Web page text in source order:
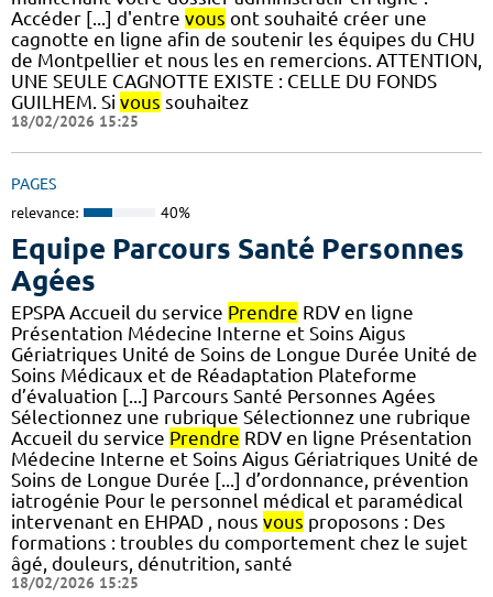
Accéder [...] d'entre vous ont souhaité créer une
cagnotte en ligne afin de soutenir les équipes du CHU
de Montpellier et nous les en remercions. ATTENTION,
UNE SEULE CAGNOTTE EXISTE : CELLE DU FONDS
GUILHEM. Si vous souhaitez
18/02/2026 15:25
PAGES
relevance: 40%
Equipe Parcours Santé Personnes
Agées
EPSPA Accueil du service Prendre RDV en ligne
Présentation Médecine Interne et Soins Aigus
Gériatriques Unité de Soins de Longue Durée Unité de
Soins Médicaux et de Réadaptation Plateforme
d’évaluation [...] Parcours Santé Personnes Agées
Sélectionnez une rubrique Sélectionnez une rubrique
Accueil du service Prendre RDV en ligne Présentation
Médecine Interne et Soins Aigus Gériatriques Unité de
Soins de Longue Durée [...] d’ordonnance, prévention
iatrogénie Pour le personnel médical et paramédical
intervenant en EHPAD , nous vous proposons : Des
formations : troubles du comportement chez le sujet
âgé, douleurs, dénutrition, santé
18/02/2026 15:25